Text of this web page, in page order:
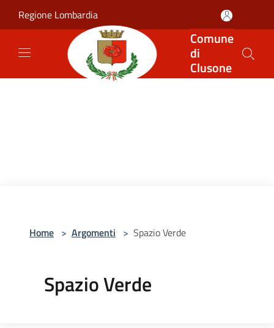
Regione Lombardia
Comune
di
Clusone
Home > Argomenti > Spazio Verde
Spazio Verde